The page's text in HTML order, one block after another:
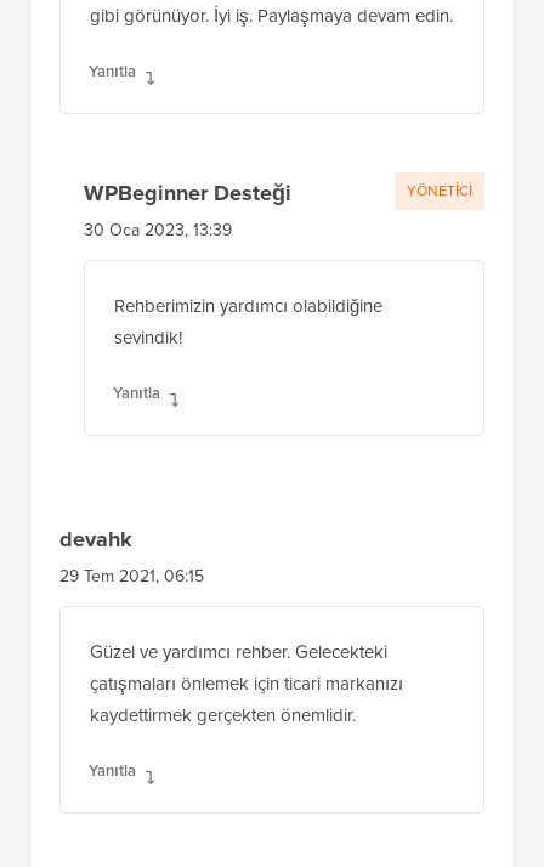
gibi görünüyor. İyi iş. Paylaşmaya devam edin.
Yanıtla
WPBeginner Desteği
30 Oca 2023, 13:39
Rehberimizin yardımcı olabildiğine
sevindik!
Yanıtla
YÖNETICI
devahk
29 Tem 2021, 06:15
Güzel ve yardımcı rehber. Gelecekteki
çatışmaları önlemek için ticari markanızı
kaydettirmek gerçekten önemlidir.
Yanıtla